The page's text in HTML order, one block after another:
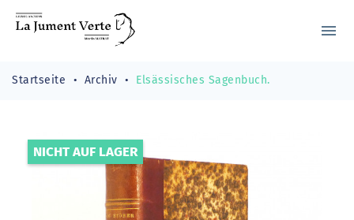
menu
Startseite Archiv Elsässisches Sagenbuch.
NICHT AUF LAGER